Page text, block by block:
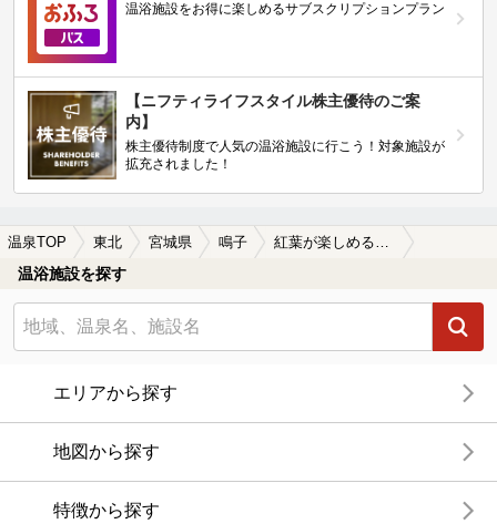
温浴施設をお得に楽しめるサブスクリプションプラン
【ニフティライフスタイル株主優待のご案
内】
株主優待制度で人気の温浴施設に行こう！対象施設が
拡充されました！
温泉TOP 東北 宮城県 鳴子
温浴施設を探す
エリアから探す
地図から探す
特徴から探す